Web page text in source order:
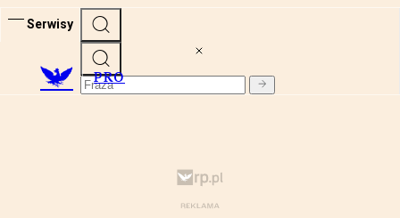
Serwisy
PRO